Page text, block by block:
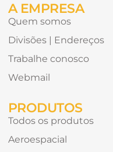
A EMPRESA
Quem somos
Divisões | Endereços
Trabalhe conosco
Webmail
PRODUTOS
Todos os produtos
Aeroespacial